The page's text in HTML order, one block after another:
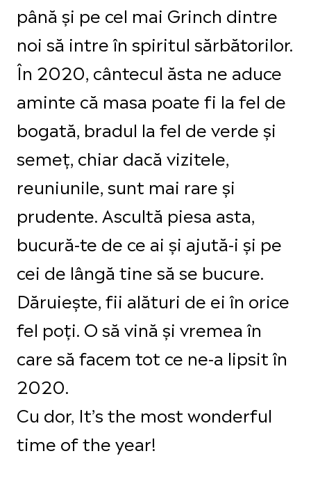
până și pe cel mai Grinch dintre
noi să intre în spiritul sărbătorilor.
În 2020, cântecul ăsta ne aduce
aminte că masa poate fi la fel de
bogată, bradul la fel de verde și
semeț, chiar dacă vizitele,
reuniunile, sunt mai rare și
prudente. Ascultă piesa asta,
bucură-te de ce ai și ajută-i și pe
cei de lângă tine să se bucure.
Dăruiește, fii alături de ei în orice
fel poți. O să vină și vremea în
care să facem tot ce ne-a lipsit în
2020.
Cu dor, It’s the most wonderful
time of the year!